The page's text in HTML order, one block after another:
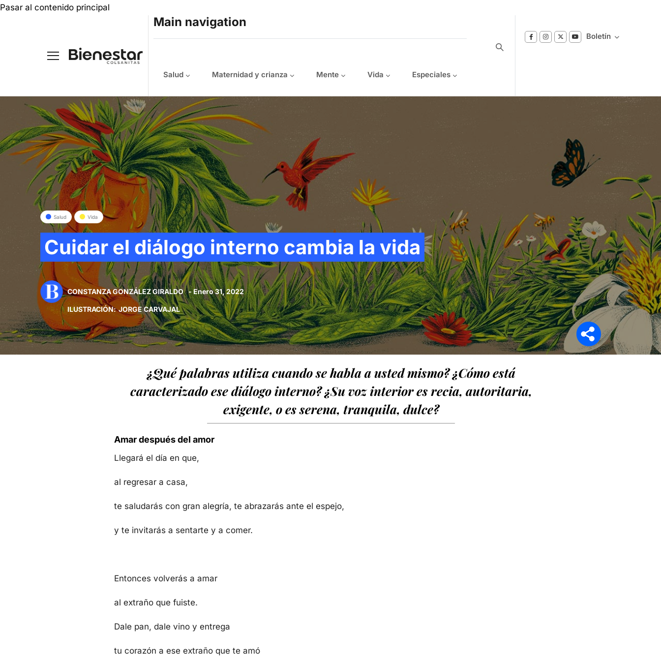
Pasar al contenido principal
Main navigation
Salud Maternidad y crianza Mente Vida Especiales
Boletín
Síganos en
Salud Vida
Cuidar el diálogo interno cambia la vida
CONSTANZA GONZÁLEZ GIRALDO - Enero 31, 2022
ILUSTRACIÓN: JORGE CARVAJAL
¿Qué palabras utiliza cuando se habla a usted mismo? ¿Cómo está
caracterizado ese diálogo interno? ¿Su voz interior es recia, autoritaria,
exigente, o es serena, tranquila, dulce?
Amar después del amor
Llegará el día en que,
al regresar a casa,
te saludarás con gran alegría, te abrazarás ante el espejo,
y te invitarás a sentarte y a comer.
Entonces volverás a amar
al extraño que fuiste.
Dale pan, dale vino y entrega
tu corazón a ese extraño que te amó